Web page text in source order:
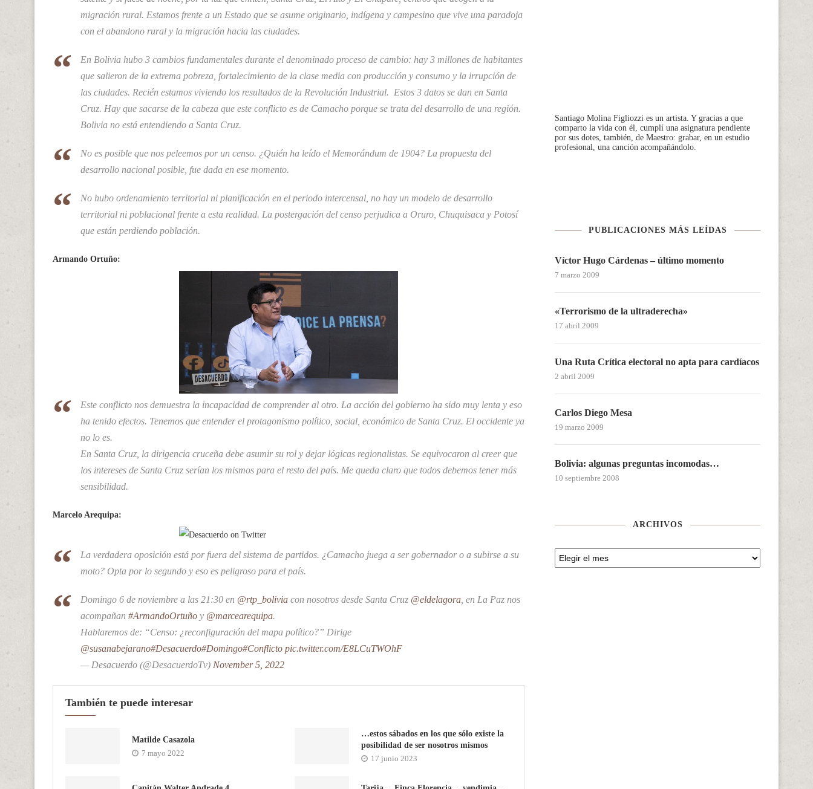
migración rural. Estamos frente a un Estado que se asume originario, indígena y campesino que vive una paradoja
con el abandono rural y la migración hacia las ciudades.
En Bolivia hubo 3 cambios fundamentales durante el denominado proceso de cambio: hay 3 millones de habitantes
que salieron de la extrema pobreza, fortalecimiento de la clase media con producción y consumo y la irrupción de
las ciudades. Recién estamos viviendo los resultados de la Revolución Industrial. Estos 3 datos se dan en Santa
Cruz. Hay que sacarse de la cabeza que este conflicto es de Camacho porque se trata del desarrollo de una región.
Bolivia no está entendiendo a Santa Cruz.
No es posible que nos peleemos por un censo. ¿Quién ha leído el Memorándum de 1904? La propuesta del
desarrollo nacional posible, fue dada en ese momento.
No hubo ordenamiento territorial ni planificación en el periodo intercensal, no hay un modelo de desarrollo
territorial ni poblacional frente a esta realidad. La postergación del censo perjudica a Oruro, Chuquisaca y Potosí
que están perdiendo población.
Armando Ortuño:
Este conflicto nos demuestra la incapacidad de comprender al otro. La acción del gobierno ha sido muy lenta y eso
ha tenido efectos. Tenemos que entender el protagonismo político, social, económico de Santa Cruz. El occidente ya
no lo es.
En Santa Cruz, la dirigencia cruceña debe asumir su rol y dejar lógicas regionalistas. Se equivocaron al creer que
los intereses de Santa Cruz serían los mismos para el resto del país. Me queda claro que todos debemos tener más
sensibilidad.
Marcelo Arequipa:
La verdadera oposición está por fuera del sistema de partidos. ¿Camacho juega a ser gobernador o a subirse a su
moto? Opta por lo segundo y eso es peligroso para el país.
Domingo 6 de noviembre a las 21:30 en @rtp_bolivia con nosotros desde Santa Cruz @eldelagora , en La Paz nos
acompañan #ArmandoOrtuño y @marcearequipa.
Hablaremos de: “Censo: ¿reconfiguración del mapa político?” Dirige
@susanabejarano#Desacuerdo#Domingo#Conflicto pic.twitter.com/E8LCuTWOhF
— Desacuerdo (@DesacuerdoTv) November 5, 2022
También te puede interesar
Matilde Casazola
7 mayo 2022
…estos sábados en los que sólo existe la
posibilidad de ser nosotros mismos
17 junio 2023
Santiago Molina Figliozzi es un artista. Y gracias a que
comparto la vida con él, cumplí una asignatura pendiente
por sus dotes, también, de Maestro: grabar, en un estudio
profesional, una canción acompañándolo.
PUBLICACIONES MÁS LEÍDAS
Víctor Hugo Cárdenas – último momento
7 marzo 2009
«Terrorismo de la ultraderecha»
17 abril 2009
Una Ruta Crítica electoral no apta para cardíacos
2 abril 2009
Carlos Diego Mesa
19 marzo 2009
Bolivia: algunas preguntas incomodas…
10 septiembre 2008
ARCHIVOS